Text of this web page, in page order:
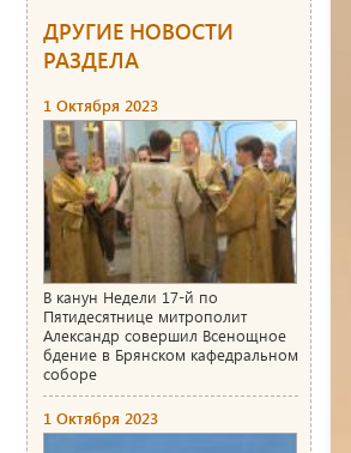
ДРУГИЕ НОВОСТИ
РАЗДЕЛА
1 Октября 2023
В канун Недели 17-й по
Пятидесятнице митрополит
Александр совершил Всенощное
бдение в Брянском кафедральном
соборе
1 Октября 2023